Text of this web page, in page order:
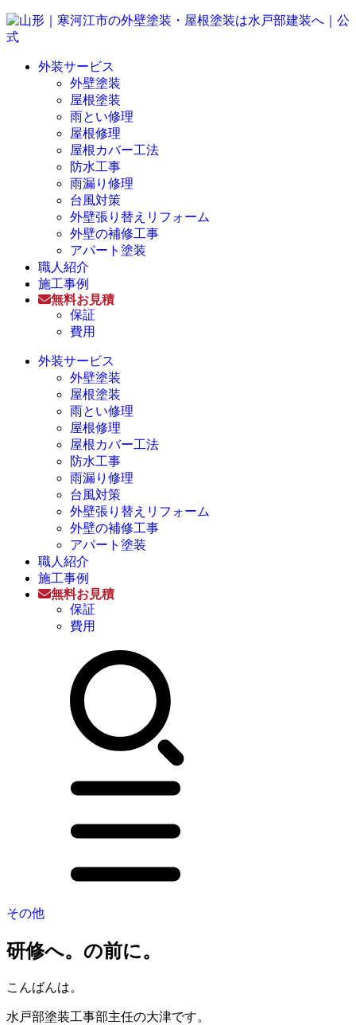
外装サービス
外壁塗装
屋根塗装
雨とい修理
屋根修理
屋根カバー工法
防水工事
雨漏り修理
台風対策
外壁張り替えリフォーム
外壁の補修工事
アパート塗装
職人紹介
施工事例
無料お見積
保証
費用
外装サービス
外壁塗装
屋根塗装
雨とい修理
屋根修理
屋根カバー工法
防水工事
雨漏り修理
台風対策
外壁張り替えリフォーム
外壁の補修工事
アパート塗装
職人紹介
施工事例
無料お見積
保証
費用
その他
研修へ。の前に。
こんばんは。
水戸部塗装工事部主任の大津です。